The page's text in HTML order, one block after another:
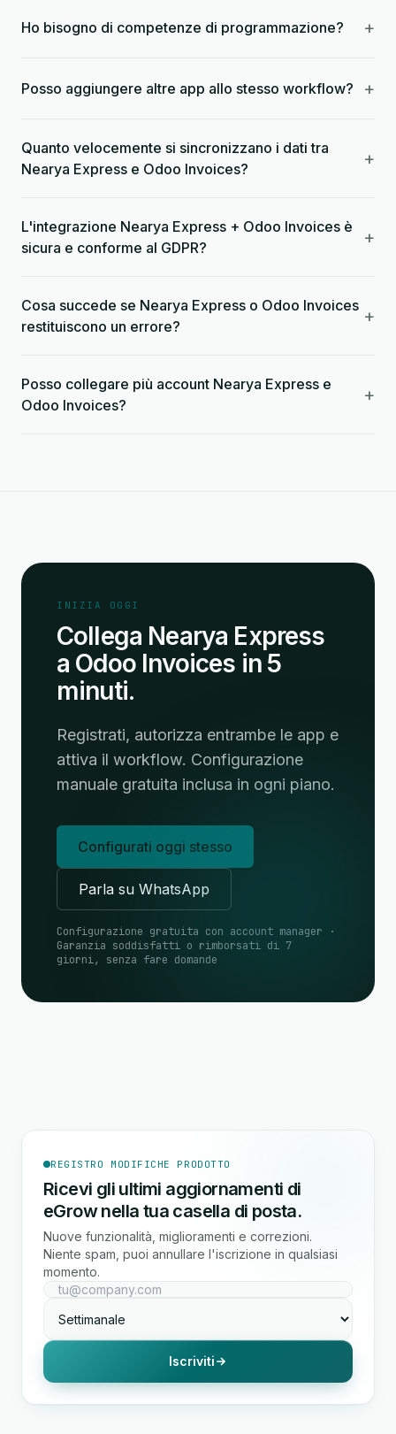
Ho bisogno di competenze di programmazione? +
Posso aggiungere altre app allo stesso workflow? +
Quanto velocemente si sincronizzano i dati tra
Nearya Express e Odoo Invoices?
+
L'integrazione Nearya Express + Odoo Invoices è
sicura e conforme al GDPR?
+
Cosa succede se Nearya Express o Odoo Invoices
restituiscono un errore?
+
Posso collegare più account Nearya Express e
Odoo Invoices?
+
INIZIA OGGI
Collega Nearya Express
a Odoo Invoices in 5
minuti.
Registrati, autorizza entrambe le app e
attiva il workflow. Configurazione
manuale gratuita inclusa in ogni piano.
Configurati oggi stesso
Parla su WhatsApp
Configurazione gratuita con account manager ·
Garanzia soddisfatti o rimborsati di 7
giorni, senza fare domande
REGISTRO MODIFICHE PRODOTTO
Ricevi gli ultimi aggiornamenti di
eGrow nella tua casella di posta.
Nuove funzionalità, miglioramenti e correzioni.
Niente spam, puoi annullare l'iscrizione in qualsiasi
momento.
Iscriviti